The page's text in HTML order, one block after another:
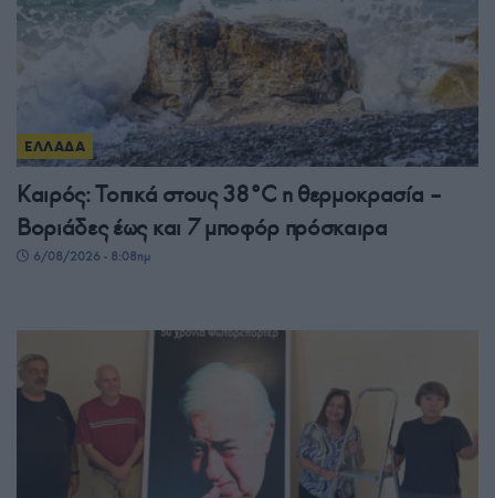
ΕΛΛΑΔΑ
Καιρός: Τοπικά στους 38°C η θερμοκρασία –
Βοριάδες έως και 7 μποφόρ πρόσκαιρα
6/08/2026 - 8:08πμ